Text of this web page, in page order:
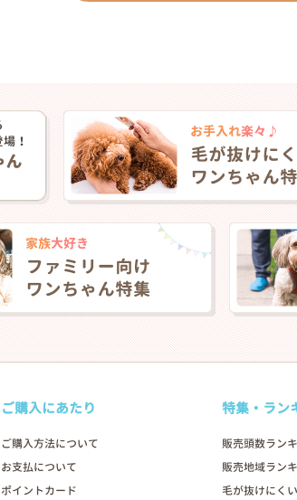
ご購入にあたり
ご購入方法について
お支払について
ポイントカード
特集・ラン
販売頭数ラン
販売地域ラン
毛が抜けにく